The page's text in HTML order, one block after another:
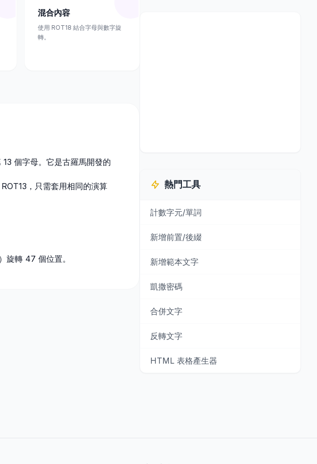
混合內容
使用 ROT18 結合字母與數字旋
轉。
個字母。它是古羅馬開發的
，只需套用相同的演算
旋轉 47 個位置。
熱門工具
計數字元/單詞
新增前置/後綴
新增範本文字
凱撒密碼
合併文字
反轉文字
HTML 表格產生器